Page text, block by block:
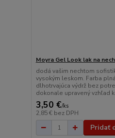
Moyra Gel Look lak na
dodá vašim nechtom
vysokým leskom. Farba
dlhotrvajúca výdrž bez
dokonale upravený vzhľad
3,50 €/ks
2,85 € bez DPH
Pridať